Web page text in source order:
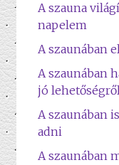
A szauna
napelem
A szaunában
A szaunában
jó
A szaunában
adni
A szaunában